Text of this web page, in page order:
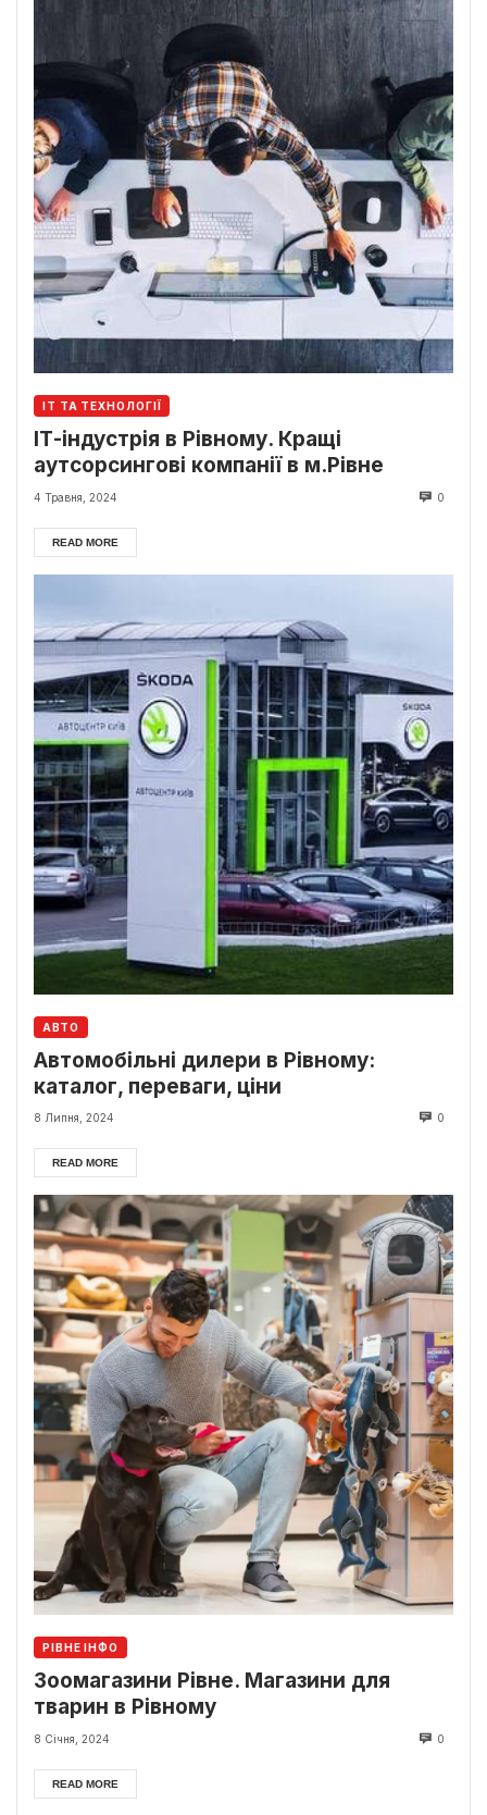
ІТ ТА ТЕХНОЛОГІЇ
ІТ-індустрія в Рівному. Кращі
аутсорсингові компанії в м.Рівне
4 Травня, 2024 0
READ MORE
АВТО
Автомобільні дилери в Рівному:
каталог, переваги, ціни
8 Липня, 2024 0
READ MORE
РІВНЕ ІНФО
Зоомагазини Рівне. Магазини для
тварин в Рівному
8 Січня, 2024 0
READ MORE